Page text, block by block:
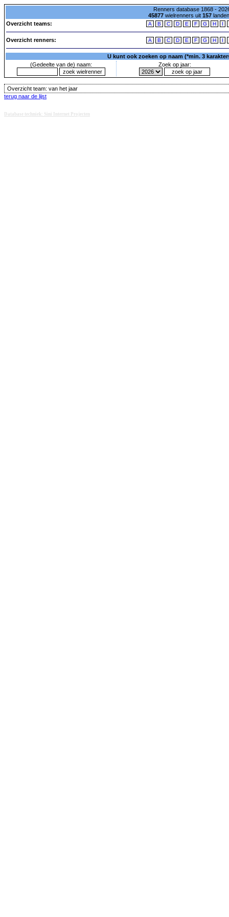
Renners database 1868 -
45877wielrenners uit 157
Overzicht teams:
A B C D E F G H I
Overzicht renners: A B C D E F G H I
U kunt ook zoeken op naam (*min. 3
(Gedeelte van de) naam:
Zoek op jaar:
Overzicht team: van het jaar
terug naar de lijst
Database techniek: Sini Internet Projecten